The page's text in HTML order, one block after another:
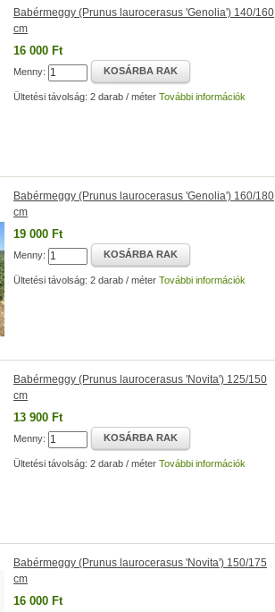
Babérmeggy (Prunus laurocerasus 'Genolia') 140/160
cm
16 000 Ft
Menny: KOSÁRBA RAK
Ültetési távolság: 2 darab / méter További információk
Babérmeggy (Prunus laurocerasus 'Genolia') 160/180
cm
19 000 Ft
Menny: KOSÁRBA RAK
Ültetési távolság: 2 darab / méter További információk
Babérmeggy (Prunus laurocerasus 'Novita') 125/150
cm
13 900 Ft
Menny: KOSÁRBA RAK
Ültetési távolság: 2 darab / méter További információk
Babérmeggy (Prunus laurocerasus 'Novita') 150/175
cm
16 000 Ft